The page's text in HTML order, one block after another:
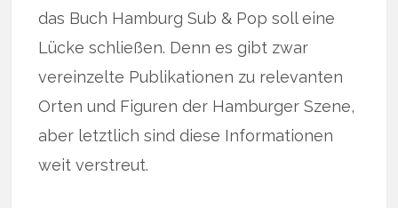
das Buch Hamburg Sub & Pop soll eine
Lücke schließen. Denn es gibt zwar
vereinzelte Publikationen zu relevanten
Orten und Figuren der Hamburger Szene,
aber letztlich sind diese Informationen
weit verstreut.